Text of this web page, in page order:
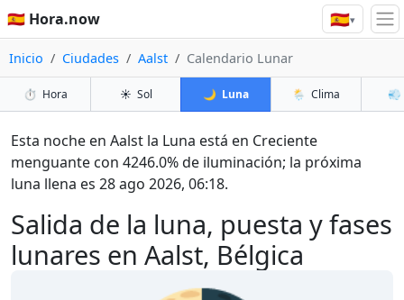
🇪🇸 Hora.now 🇪🇸▾
Inicio Ciudades Aalst Calendario Lunar
⏱️ Hora ☀️ Sol 🌙 Luna 🌦️ Clima 💨
Salida de la luna, puesta y fases
lunares en Aalst, Bélgica
Esta noche en Aalst la Luna está en Creciente
menguante con 4246.0% de iluminación; la próxima
luna llena es 28 ago 2026, 06:18.